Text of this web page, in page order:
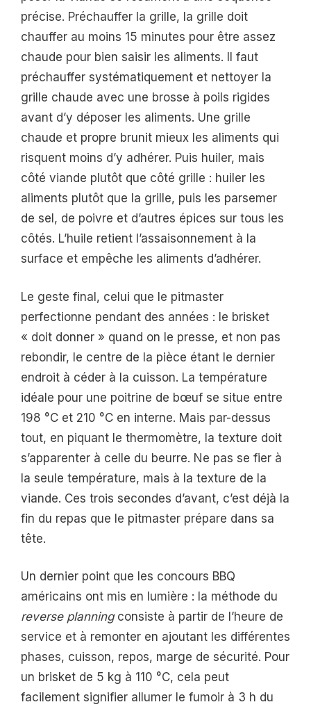
précise. Préchauffer la grille, la grille doit
chauffer au moins 15 minutes pour être assez
chaude pour bien saisir les aliments. Il faut
préchauffer systématiquement et nettoyer la
grille chaude avec une brosse à poils rigides
avant d’y déposer les aliments. Une grille
chaude et propre brunit mieux les aliments qui
risquent moins d’y adhérer. Puis huiler, mais
côté viande plutôt que côté grille : huiler les
aliments plutôt que la grille, puis les parsemer
de sel, de poivre et d’autres épices sur tous les
côtés. L’huile retient l’assaisonnement à la
surface et empêche les aliments d’adhérer.
Le geste final, celui que le pitmaster
perfectionne pendant des années : le brisket
« doit donner » quand on le presse, et non pas
rebondir, le centre de la pièce étant le dernier
endroit à céder à la cuisson. La température
idéale pour une poitrine de bœuf se situe entre
198 °C et 210 °C en interne. Mais par-dessus
tout, en piquant le thermomètre, la texture doit
s’apparenter à celle du beurre. Ne pas se fier à
la seule température, mais à la texture de la
viande. Ces trois secondes d’avant, c’est déjà la
fin du repas que le pitmaster prépare dans sa
tête.
Un dernier point que les concours BBQ
américains ont mis en lumière : la méthode du
reverse planningconsiste à partir de l’heure de
service et à remonter en ajoutant les différentes
phases, cuisson, repos, marge de sécurité. Pour
un brisket de 5 kg à 110 °C, cela peut
facilement signifier allumer le fumoir à 3 h du